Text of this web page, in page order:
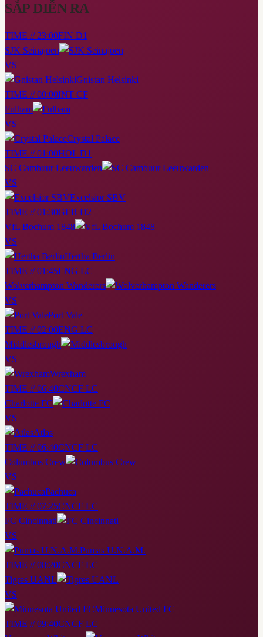
SẮP DIỄN RA
TIME // 23:00FIN D1
SJK Seinajoen
VS
Gnistan Helsinki
TIME // 00:00INT CF
Fulham
VS
Crystal Palace
TIME // 01:00HOL D1
SC Cambuur Leeuwarden
VS
Excelsior SBV
TIME // 01:30GER D2
VfL Bochum 1848
VS
Hertha Berlin
TIME // 01:45ENG LC
Wolverhampton Wanderers
VS
Port Vale
TIME // 02:00ENG LC
Middlesbrough
VS
Wrexham
TIME // 06:40CNCF LC
Charlotte FC
VS
Atlas
TIME // 06:40CNCF LC
Columbus Crew
VS
Pachuca
TIME // 07:25CNCF LC
FC Cincinnati
VS
Pumas U.N.A.M.
TIME // 08:20CNCF LC
Tigres UANL
VS
Minnesota United FC
TIME // 09:40CNCF LC